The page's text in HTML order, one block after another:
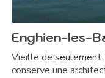
Enghien-les-
Vieille de seulement
conserve une